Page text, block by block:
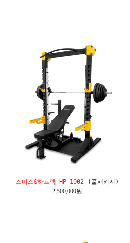
스미스&하프랙 HP-1002 (풀패키지)
2,500,000원